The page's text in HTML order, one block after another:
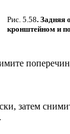
Рис. 5.58. Задняя
кронштейном и
затем